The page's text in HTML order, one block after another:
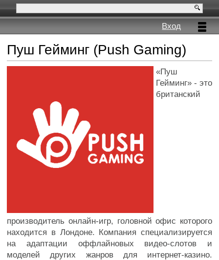
Вход
Пуш Гейминг (Push Gaming)
«Пуш
Гейминг» - это
британский
производитель онлайн-игр, головной офис которого
находится в Лондоне. Компания специализируется
на адаптации оффлайновых видео-слотов и
моделей других жанров для интернет-казино.